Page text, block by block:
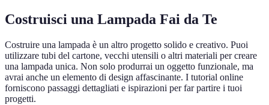
Costruisci una Lampada Fai da Te
Costruire una lampada è un altro progetto solido e creativo. Puoi
utilizzare tubi del cartone, vecchi utensili o altri materiali per creare
una lampada unica. Non solo produrrai un oggetto funzionale, ma
avrai anche un elemento di design affascinante. I tutorial online
forniscono passaggi dettagliati e ispirazioni per far partire i tuoi
progetti.